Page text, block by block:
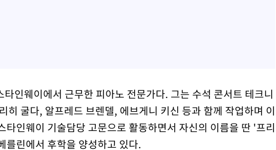
인웨이에서 근무한 피아노 전문가다. 그는 수석 콘서트 테크니
히 굴다, 알프레드 브렌델, 에브게니 키신 등과 함께 작업하며 이
타인웨이 기술담당 고문으로 활동하면서 자신의 이름을 딴 '프리
를린에서 후학을 양성하고 있다.